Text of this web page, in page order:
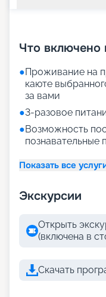
Что включено
●Проживание на
каюте
за вами
●3-разовое
●Возможность
познавательные
Показать все
Экскурсии
Открыть
(включена в
Скачать